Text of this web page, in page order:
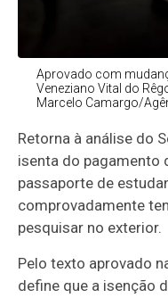
Aprovado com
Veneziano Vital do
Marcelo Camargo/
Retorna à análise do
isenta do pagamento
passaporte de
comprovadamente
pesquisar no exterior.
Pelo texto aprovado
define que a isenção